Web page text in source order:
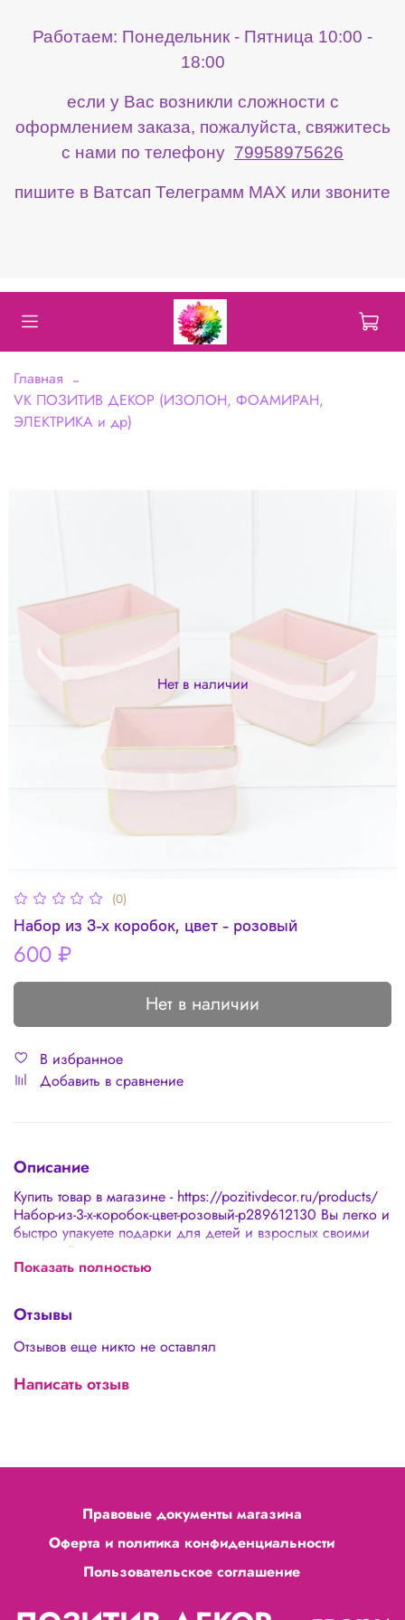
Работаем: Понедельник - Пятница 10:00 -
18:00
если у Вас возникли сложности с
оформлением заказа, пожалуйста, свяжитесь
с нами по телефону 79958975626
пишите в Ватсап Телеграмм МАХ или звоните
Главная
VK ПОЗИТИВ ДЕКОР (ИЗОЛОН, ФОАМИРАН,
ЭЛЕКТРИКА и др)
Нет в наличии
(0)
Набор из 3-х коробок, цвет - розовый
600 ₽
Нет в наличии
В избранное
Добавить в сравнение
Описание
Купить товар в магазине - https://pozitivdecor.ru/products/
Набор-из-3-х-коробок-цвет-розовый-p289612130 Вы легко и
быстро упакуете подарки для детей и взрослых своими
руками. Вы сможете создать невероятную цветочную
композицию и красиво упаковать! - не нужна упаковка в
композиций, сладостей - можно использовать в быту
Показать полностью
Отзывы
Отзывов еще никто не оставлял
Написать отзыв
Правовые документы магазина
Оферта и политика конфиденциальности
Пользовательское соглашение